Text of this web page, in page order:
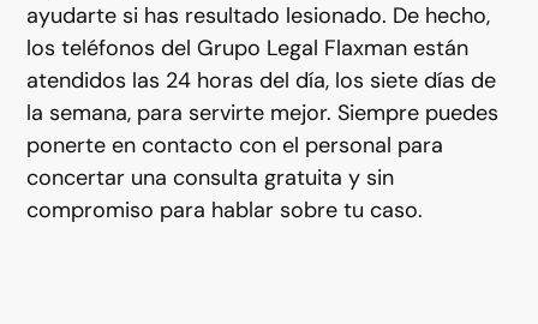
ayudarte si has resultado lesionado. De hecho,
los teléfonos del Grupo Legal Flaxman están
atendidos las 24 horas del día, los siete días de
la semana, para servirte mejor. Siempre puedes
ponerte en contacto con el personal para
concertar una consulta gratuita y sin
compromiso para hablar sobre tu caso.